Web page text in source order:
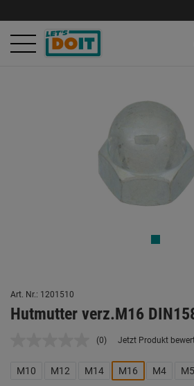
Art. Nr.: 1201510
Hutmutter verz.M16
Kein
Link
auf
(0) Jetzt Produkt
M10 M12 M14 M16 M4 M5